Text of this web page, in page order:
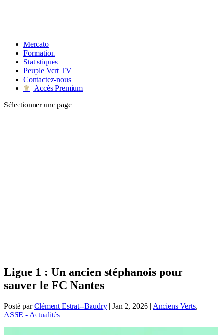
Mercato
Formation
Statistiques
Peuple Vert TV
Contactez-nous
♛
Accès Premium
Sélectionner une page
Ligue 1 : Un ancien stéphanois pour
sauver le FC Nantes
Posté parClément Estrat--Baudry | Jan 2, 2026 | Anciens Verts,
ASSE - Actualités